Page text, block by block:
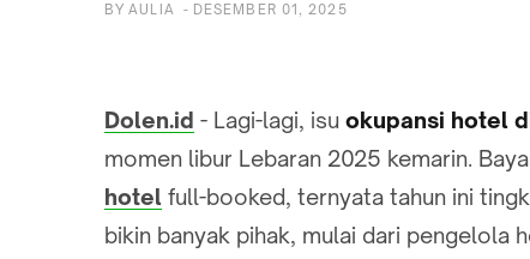
BY AULIA - DESEMBER 01, 2025
Dolen.id - Lagi-lagi, isu okupansi hotel
momen libur Lebaran 2025 kemarin.
hotel full-booked, ternyata tahun ini
bikin banyak pihak, mulai dari pengelola